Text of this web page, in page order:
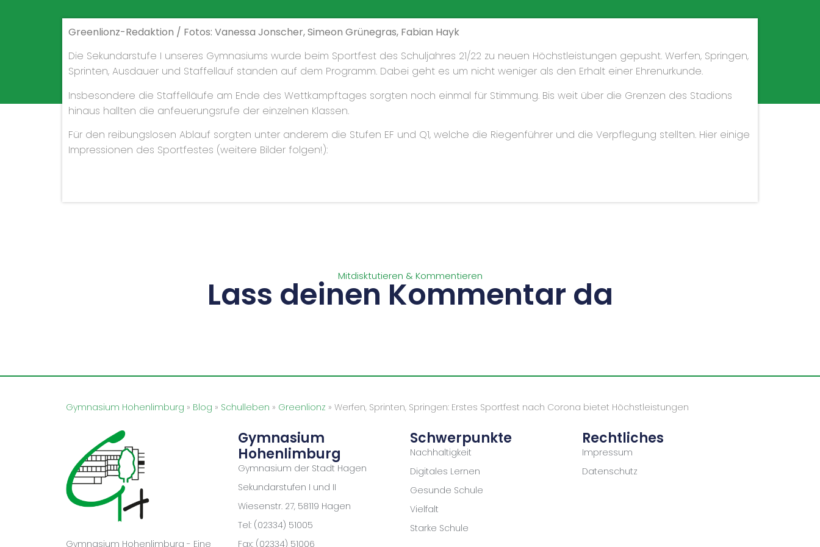
Greenlionz-Redaktion / Fotos: Vanessa Jonscher, Simeon Grünegras, Fabian Hayk
Die Sekundarstufe I unseres Gymnasiums wurde beim Sportfest des Schuljahres 21/22 zu neuen Höchstleistungen gepusht. Werfen, Springen,
Sprinten, Ausdauer und Staffellauf standen auf dem Programm. Dabei geht es um nicht weniger als den Erhalt einer Ehrenurkunde.
Insbesondere die Staffelläufe am Ende des Wettkampftages sorgten noch einmal für Stimmung. Bis weit über die Grenzen des Stadions
hinaus hallten die anfeuerungsrufe der einzelnen Klassen.
Für den reibungslosen Ablauf sorgten unter anderem die Stufen EF und Q1, welche die Riegenführer und die Verpflegung stellten. Hier einige
Impressionen des Sportfestes (weitere Bilder folgen!):
Mitdisktutieren & Kommentieren
Lass deinen Kommentar da
Gymnasium Hohenlimburg » Blog » Schulleben » Greenlionz » Werfen, Sprinten, Springen: Erstes Sportfest nach Corona bietet Höchstleistungen
Gymnasium Hohenlimburg - Eine
Gymnasium
Hohenlimburg
Gymnasium der Stadt Hagen
Sekundarstufen I und II
Wiesenstr. 27, 58119 Hagen
Tel: (02334) 51005
Fax: (02334) 51006
Schwerpunkte
Nachhaltigkeit
Digitales Lernen
Gesunde Schule
Vielfalt
Starke Schule
Rechtliches
Impressum
Datenschutz